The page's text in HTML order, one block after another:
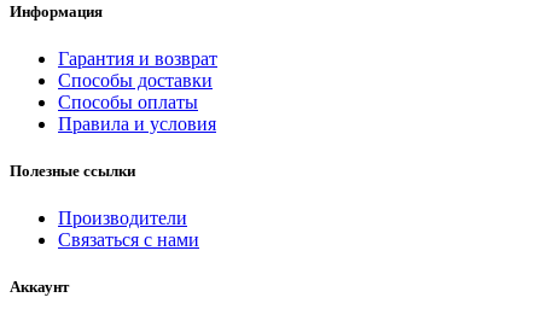
Информация
Гарантия и возврат
Способы доставки
Способы оплаты
Правила и условия
Полезные ссылки
Производители
Связаться с нами
Аккаунт